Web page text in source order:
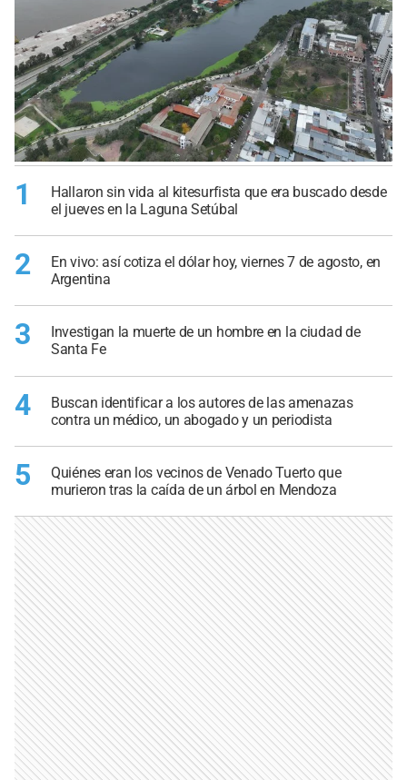
1
Hallaron sin vida al kitesurfista que era buscado desde
el jueves en la Laguna Setúbal
2
En vivo: así cotiza el dólar hoy, viernes 7 de agosto, en
Argentina
3
Investigan la muerte de un hombre en la ciudad de
Santa Fe
4
Buscan identificar a los autores de las amenazas
contra un médico, un abogado y un periodista
5
Quiénes eran los vecinos de Venado Tuerto que
murieron tras la caída de un árbol en Mendoza